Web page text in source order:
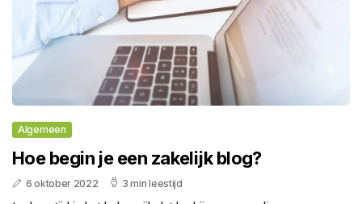
Algemeen
Hoe begin je een zakelijk blog?
6 oktober 2022 3 min leestijd